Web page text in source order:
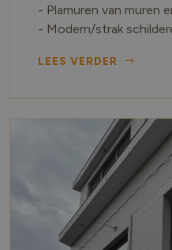
- Plamuren van muren
- Modern/strak
LEES VERDER